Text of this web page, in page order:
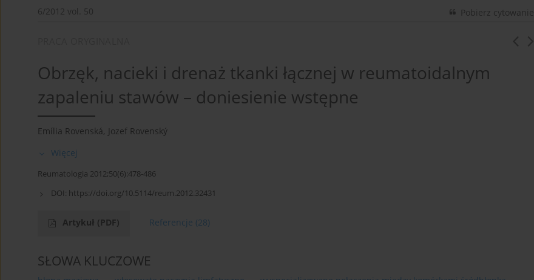
6/2012 vol. 50 Pobierz cytowanie
Obrzęk, nacieki i drenaż tkanki łącznej w reumatoidalnym
zapaleniu stawów – doniesienie wstępne
Emília Rovenská, Jozef Rovenský
Więcej
Reumatologia 2012;50(6):478-486
DOI: https://doi.org/10.5114/reum.2012.32431
Artykuł (PDF) Referencje (28)
SŁOWA KLUCZOWE